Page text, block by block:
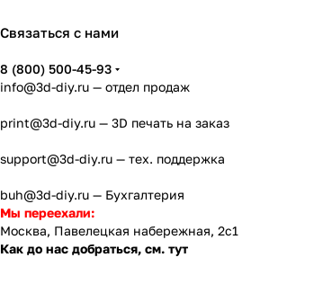
Связаться с нами
8 (800) 500-45-93
info@3d-diy.ru — отдел продаж
print@3d-diy.ru — 3D печать на заказ
support@3d-diy.ru — тех. поддержка
buh@3d-diy.ru — Бухгалтерия
Мы переехали:
Москва, Павелецкая набережная, 2с1
Как до нас добраться, см. тут